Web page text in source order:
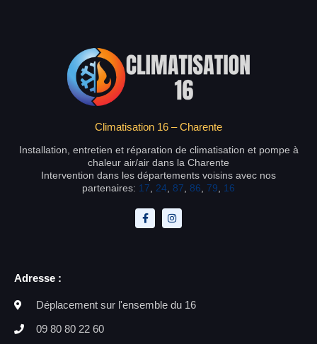
Climatisation 16 – Charente
Installation, entretien et réparation de climatisation et pompe à
chaleur air/air dans la Charente
Intervention dans les départements voisins avec nos
partenaires: 17 24 87 86 79 16
Adresse :
Déplacement sur l'ensemble du 16
09 80 80 22 60